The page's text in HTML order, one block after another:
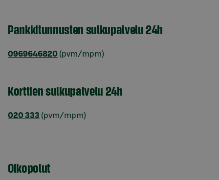
Pankkitunnusten sulkupalvelu 24h
0969646820 (pvm/mpm)
Korttien sulkupalvelu 24h
020 333 (pvm/mpm)
Oikopolut